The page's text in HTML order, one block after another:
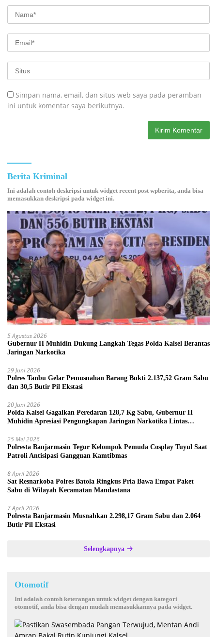
Simpan nama, email, dan situs web saya pada peramban
ini untuk komentar saya berikutnya.
Berita Kriminal
Ini adalah contoh deskripsi untuk widget recent post wpberita, anda bisa
memasukkan deskripsi pada widget ini.
5 Agustus 2026
Gubernur H Muhidin Dukung Langkah Tegas Polda Kalsel Berantas
Jaringan Narkotika
29 Juni 2026
Polres Tanbu Gelar Pemusnahan Barang Bukti 2.137,52 Gram Sabu
dan 30,5 Butir Pil Ekstasi
20 Juni 2026
Polda Kalsel Gagalkan Peredaran 128,7 Kg Sabu, Gubernur H
Muhidin Apresiasi Pengungkapan Jaringan Narkotika Lintas
25 Mei 2026
Polresta Banjarmasin Tegur Kelompok Pemuda Cosplay Tuyul Saat
Patroli Antisipasi Gangguan Kamtibmas
8 April 2026
Sat Resnarkoba Polres Batola Ringkus Pria Bawa Empat Paket
Sabu di Wilayah Kecamatan Mandastana
7 April 2026
Polresta Banjarmasin Musnahkan 2.298,17 Gram Sabu dan 2.064
Butir Pil Ekstasi
Selengkapnya
Otomotif
Ini adalah contoh keterangan untuk widget dengan kategori
otomotif, anda bisa dengan mudah memasukkannya pada widget.